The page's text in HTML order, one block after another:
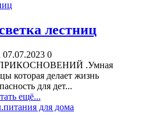
лестниц
07.07.2023 0
.Умная
которая делает жизнь
для дет...
ещё...